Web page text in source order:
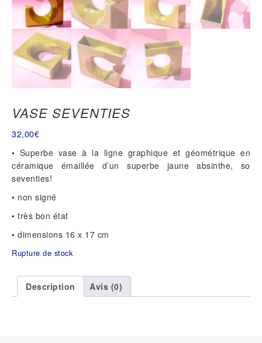
VASE SEVENTIES
32,00€
• Superbe vase à la ligne graphique et géométrique en
céramique émaillée d’un superbe jaune absinthe, so
seventies!
• non signé
• très bon état
• dimensions 16 x 17 cm
Rupture de stock
Description Avis (0)